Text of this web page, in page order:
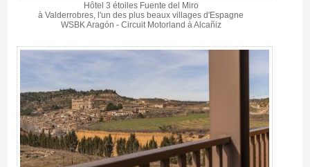
Hôtel 3 étoiles Fuente del Miro
à Valderrobres, l'un des plus beaux villages d'Espagne
WSBK Aragón - Circuit Motorland à Alcañiz